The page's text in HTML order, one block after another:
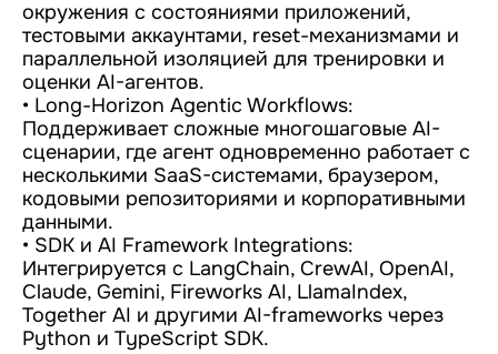
окружения с состояниями приложений,
тестовыми аккаунтами, reset-механизмами и
параллельной изоляцией для тренировки и
оценки AI-агентов.
• Long-Horizon Agentic Workflows:
Поддерживает сложные многошаговые AI-
сценарии, где агент одновременно работает с
несколькими SaaS-системами, браузером,
кодовыми репозиториями и корпоративными
данными.
• SDK и AI Framework Integrations:
Интегрируется с LangChain, CrewAI, OpenAI,
Claude, Gemini, Fireworks AI, LlamaIndex,
Together AI и другими AI-frameworks через
Python и TypeScript SDK.